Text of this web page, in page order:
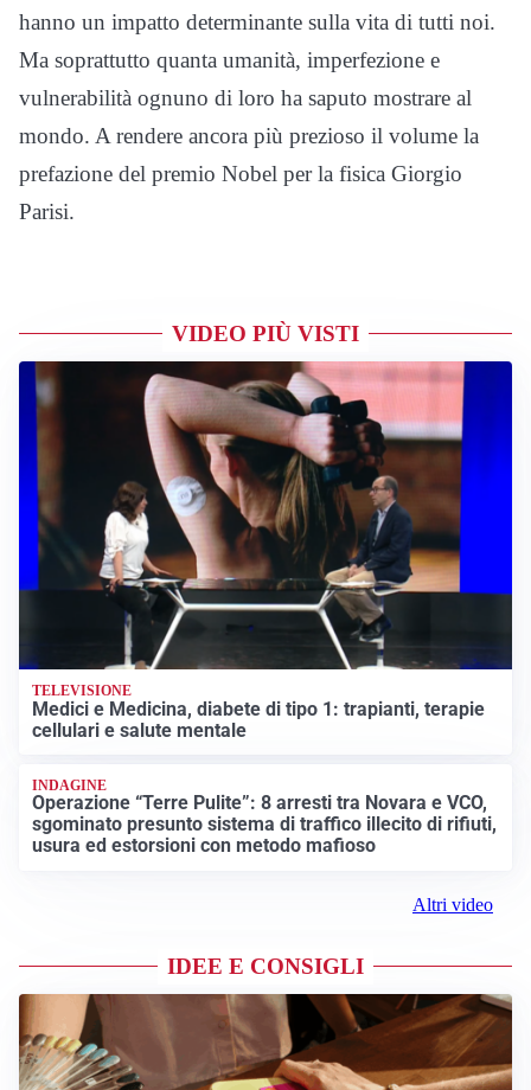
hanno un impatto determinante sulla vita di tutti noi.
Ma soprattutto quanta umanità, imperfezione e
vulnerabilità ognuno di loro ha saputo mostrare al
mondo. A rendere ancora più prezioso il volume la
prefazione del premio Nobel per la fisica Giorgio
Parisi.
VIDEO PIÙ VISTI
TELEVISIONE
Medici e Medicina, diabete di tipo 1: trapianti, terapie
cellulari e salute mentale
INDAGINE
Operazione “Terre Pulite”: 8 arresti tra Novara e VCO,
sgominato presunto sistema di traffico illecito di rifiuti,
usura ed estorsioni con metodo mafioso
Altri video
IDEE E CONSIGLI